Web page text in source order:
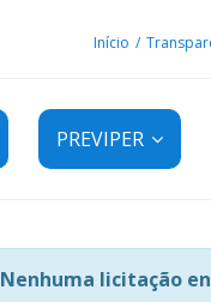
Início
PREVIPER
Nenhuma licitação